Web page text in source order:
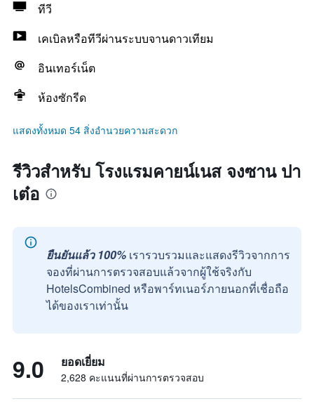
ทีวี
เคเบิลหรือทีวีผ่านระบบจานดาวเทียม
อินเทอร์เน็ต
ห้องซักรีด
แสดงทั้งหมด 54 สิ่งอำนวยความสะดวก
รีวิวสำหรับ โรงแรมคายน์เนส จงซาน ปา
เต๋อ
ยืนยันแล้ว 100% เรารวบรวมและแสดงรีวิวจากการ
จองที่ผ่านการตรวจสอบแล้วจากผู้ใช้จริงกับ
HotelsCombined หรือพาร์ทเนอร์ภายนอกที่เชื่อถือ
ได้ของเราเท่านั้น
9.0 ยอดเยี่ยม
2,628 คะแนนที่ผ่านการตรวจสอบ